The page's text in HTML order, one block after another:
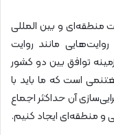
منطقه‌ای و بین المللی
مانند روایت
توافق بین دو کشور
است که ما باید با
آن حداکثر اجماع
و منطقه‌ای ایجاد کنیم.